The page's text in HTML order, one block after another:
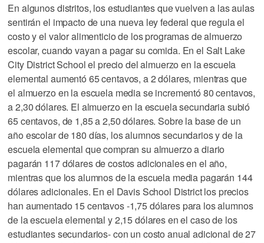
En algunos distritos, los estudiantes que vuelven a las aulas
sentirán el impacto de una nueva ley federal que regula el
costo y el valor alimenticio de los programas de almuerzo
escolar, cuando vayan a pagar su comida. En el Salt Lake
City District School el precio del almuerzo en la escuela
elemental aumentó 65 centavos, a 2 dólares, mientras que
el almuerzo en la escuela media se incrementó 80 centavos,
a 2,30 dólares. El almuerzo en la escuela secundaria subió
65 centavos, de 1,85 a 2,50 dólares. Sobre la base de un
año escolar de 180 días, los alumnos secundarios y de la
escuela elemental que compran su almuerzo a diario
pagarán 117 dólares de costos adicionales en el año,
mientras que los alumnos de la escuela media pagarán 144
dólares adicionales. En el Davis School District los precios
han aumentado 15 centavos -1,75 dólares para los alumnos
de la escuela elemental y 2,15 dólares en el caso de los
estudiantes secundarios- con un costo anual adicional de 27